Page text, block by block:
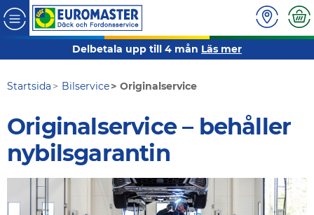
Delbetala upp till 4 mån Läs mer
Startsida Bilservice Originalservice
Originalservice – behåller
nybilsgarantin